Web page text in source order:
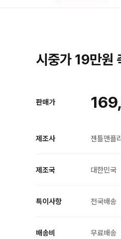
시중가 19만
판매가
제조사 젠틀맨플
제조국 대한민국
특이사항 전국배송
배송비 무료배송